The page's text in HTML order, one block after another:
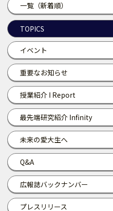
一覧（新着順）
TOPICS
イベント
重要なお知らせ
授業紹介 I Report
最先端研究紹介 Infinity
未来の愛大生へ
Q&A
広報誌バックナンバー
プレスリリース